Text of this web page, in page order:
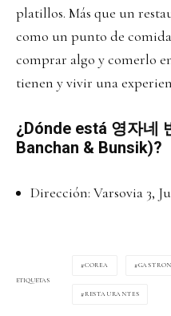
platillos. Más que un
como un punto de comida
comprar algo y comerlo
tienen y vivir una
¿Dónde está 영자네
Banchan & Bunsik)?
Dirección: Varsovia 3,
ETIQUETAS
COREA
RESTAURANTES